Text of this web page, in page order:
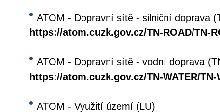
ATOM - Dopravní sítě - silniční doprava
https://atom.cuzk.gov.cz/TN-ROAD/TN-
ATOM - Dopravní sítě - vodní doprava
https://atom.cuzk.gov.cz/TN-WATER/TN-
ATOM - Využití území (LU)